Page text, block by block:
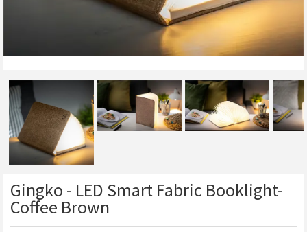
Gingko - LED Smart Fabric Booklight-
Coffee Brown